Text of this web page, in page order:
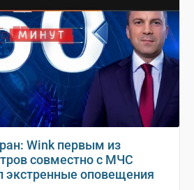
Wink первым из
совместно с МЧС
экстренные оповещения